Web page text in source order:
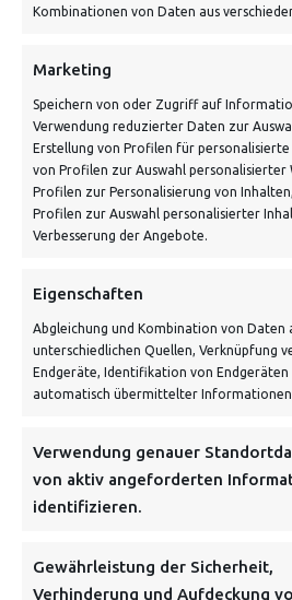
Kombinationen von Daten aus
Marketing
Speichern von oder Zugriff auf
Verwendung reduzierter Daten zur
Erstellung von Profilen für personalisierte
von Profilen zur Auswahl personalisierter
Profilen zur Personalisierung von
Profilen zur Auswahl personalisierter
Verbesserung der Angebote.
Eigenschaften
Abgleichung und Kombination von Daten
unterschiedlichen Quellen, Verknüpfung
Endgeräte, Identifikation von Endgeräten
automatisch übermittelter
Verwendung genauer
von aktiv angeforderten
identifizieren.
Gewährleistung der Sicherheit,
Verhinderung und Aufdeckung
Kontakt: Mo - Fr von 10:00
info@vontiling.de
Schnell und grün versendet:
VERSANDKOSTENHINWEIS:
NEWSLETTER